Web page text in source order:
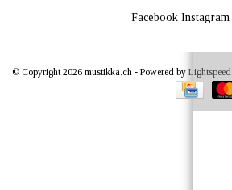
Facebook Instagram
© Copyright 2026 mustikka.ch - Powered by Lightspeed